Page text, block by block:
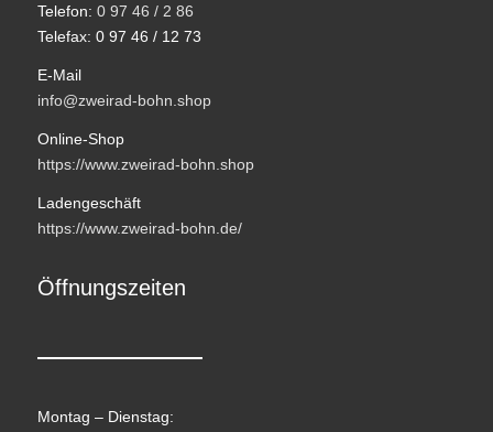
Telefon: 0 97 46 / 2 86
Telefax: 0 97 46 / 12 73
E-Mail
info@zweirad-bohn.shop
Online-Shop
https://www.zweirad-bohn.shop
Ladengeschäft
https://www.zweirad-bohn.de/
Öffnungszeiten
Montag – Dienstag: